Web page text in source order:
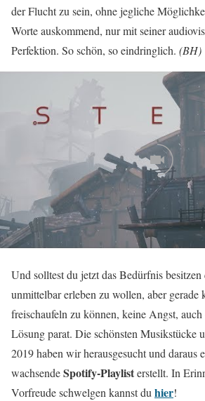
der Flucht zu sein, ohne jegliche
Worte auskommend, nur mit seiner
Perfektion. So schön, so eindringlich. (BH)
Und solltest du jetzt das Bedürfnis besitzen
unmittelbar erleben zu wollen, aber gerade
freischaufeln zu können, keine Angst,
Lösung parat. Die schönsten Musikstücke
2019 haben wir herausgesucht und daraus
wachsendeSpotify-Playlisterstellt. In
Vorfreude schwelgen kannst du hier!